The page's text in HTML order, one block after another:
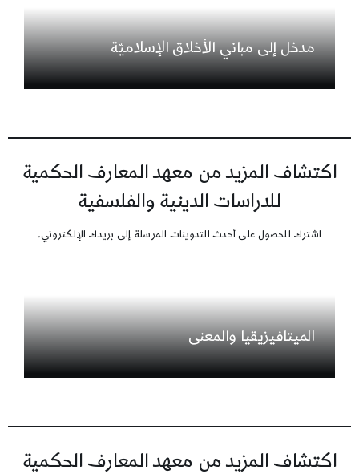
مدخل إلى مباني الأخلاق الإسلاميّة
اكتشاف المزيد من معهد المعارف الحكمية
للدراسات الدينية والفلسفية
اشترك للحصول على أحدث التدوينات المرسلة إلى بريدك الإلكتروني.
الميتافيزيقيا والمعنى
اكتشاف المزيد من معهد المعارف الحكمية